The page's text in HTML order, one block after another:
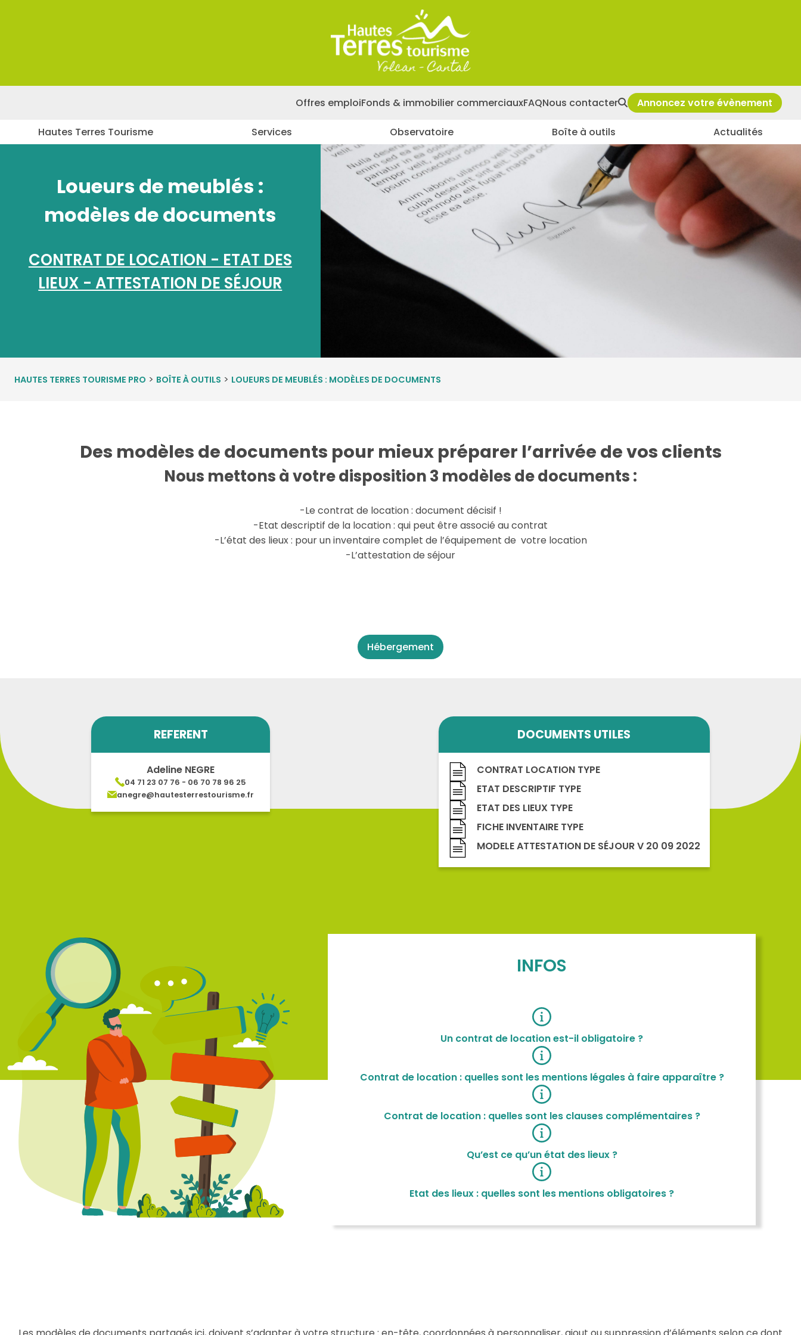
Offres emploiFonds & immobilier commerciauxFAQNous contacter Annoncez votre évènement
Hautes Terres Tourisme Services Observatoire Boîte à outils Actualités
Loueurs de meublés :
modèles de documents
CONTRAT DE LOCATION - ETAT DES
LIEUX - ATTESTATION DE SÉJOUR
HAUTES TERRES TOURISME PRO > BOÎTE À OUTILS > LOUEURS DE MEUBLÉS : MODÈLES DE DOCUMENTS
Des modèles de documents pour mieux préparer l’arrivée de vos clients
Nous mettons à votre disposition 3 modèles de documents :
-Le contrat de location : document décisif !
-Etat descriptif de la location : qui peut être associé au contrat
-L’état des lieux : pour un inventaire complet de l’équipement de votre location
-L’attestation de séjour
Hébergement
REFERENT
Adeline NEGRE
04 71 23 07 76 - 06 70 78 96 25
anegre@hautesterrestourisme.fr
DOCUMENTS UTILES
CONTRAT LOCATION TYPE
ETAT DESCRIPTIF TYPE
ETAT DES LIEUX TYPE
FICHE INVENTAIRE TYPE
MODELE ATTESTATION DE SÉJOUR V 20 09 2022
INFOS
Un contrat de location est-il obligatoire ?
Contrat de location : quelles sont les mentions légales à faire apparaître ?
Contrat de location : quelles sont les clauses complémentaires ?
Qu’est ce qu’un état des lieux ?
Etat des lieux : quelles sont les mentions obligatoires ?